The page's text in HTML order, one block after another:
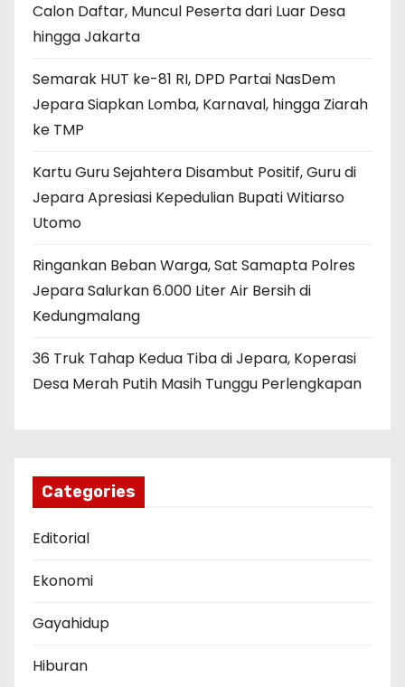
Calon Daftar, Muncul Peserta dari Luar Desa
hingga Jakarta
Semarak HUT ke-81 RI, DPD Partai NasDem
Jepara Siapkan Lomba, Karnaval, hingga Ziarah
ke TMP
Kartu Guru Sejahtera Disambut Positif, Guru di
Jepara Apresiasi Kepedulian Bupati Witiarso
Utomo
Ringankan Beban Warga, Sat Samapta Polres
Jepara Salurkan 6.000 Liter Air Bersih di
Kedungmalang
36 Truk Tahap Kedua Tiba di Jepara, Koperasi
Desa Merah Putih Masih Tunggu Perlengkapan
Categories
Editorial
Ekonomi
Gayahidup
Hiburan